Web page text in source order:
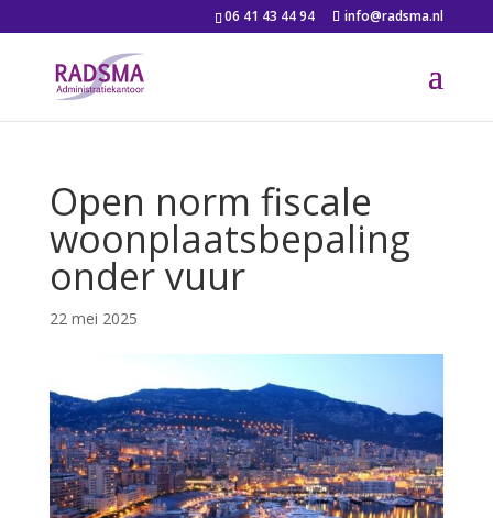
06 41 43 44 94 info@radsma.nl
Open norm fiscale
woonplaatsbepaling
onder vuur
22 mei 2025